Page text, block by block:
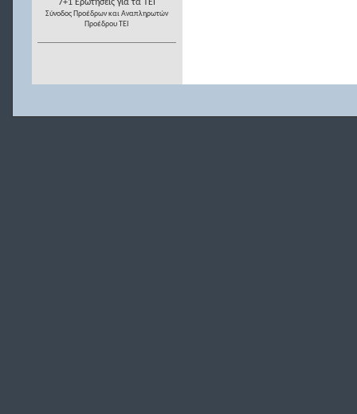
7+1 Ερωτήσεις για τα ΤΕΙ
Σύνοδος Προέδρων και Αναπληρωτών
Προέδρου ΤΕΙ